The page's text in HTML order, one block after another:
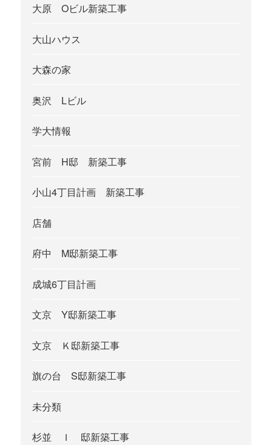
大原 Oビル新築工事
大山ハウス
大森の家
奥沢 Lビル
学大情報
宮前 H邸 新築工事
小山4丁目計画 新築工事
店舗
府中 M邸新築工事
成城6丁目計画
文京 Y邸新築工事
文京 Ｋ邸新築工事
旗の台 S邸新築工事
未分類
杉並 Ｉ 邸新築工事